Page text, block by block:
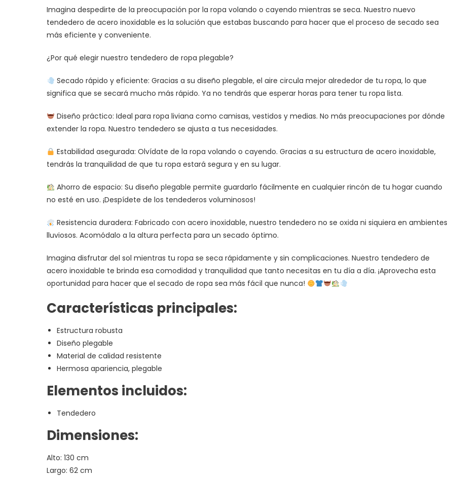
Imagina despedirte de la preocupación por la ropa volando o cayendo mientras se seca. Nuestro nuevo
tendedero de acero inoxidable es la solución que estabas buscando para hacer que el proceso de secado sea
más eficiente y conveniente.
¿Por qué elegir nuestro tendedero de ropa plegable?
Secado rápido y eficiente: Gracias a su diseño plegable, el aire circula mejor alrededor de tu ropa, lo que
significa que se secará mucho más rápido. Ya no tendrás que esperar horas para tener tu ropa lista.
Diseño práctico: Ideal para ropa liviana como camisas, vestidos y medias. No más preocupaciones por dónde
extender la ropa. Nuestro tendedero se ajusta a tus necesidades.
Estabilidad asegurada: Olvídate de la ropa volando o cayendo. Gracias a su estructura de acero inoxidable,
tendrás la tranquilidad de que tu ropa estará segura y en su lugar.
Ahorro de espacio: Su diseño plegable permite guardarlo fácilmente en cualquier rincón de tu hogar cuando
no esté en uso. ¡Despídete de los tendederos voluminosos!
Resistencia duradera: Fabricado con acero inoxidable, nuestro tendedero no se oxida ni siquiera en ambientes
lluviosos. Acomódalo a la altura perfecta para un secado óptimo.
Imagina disfrutar del sol mientras tu ropa se seca rápidamente y sin complicaciones. Nuestro tendedero de
acero inoxidable te brinda esa comodidad y tranquilidad que tanto necesitas en tu día a día. ¡Aprovecha esta
oportunidad para hacer que el secado de ropa sea más fácil que nunca!
Características principales:
Estructura robusta
Diseño plegable
Material de calidad resistente
Hermosa apariencia, plegable
Elementos incluidos:
Tendedero
Dimensiones:
Alto: 130 cm
Largo: 62 cm